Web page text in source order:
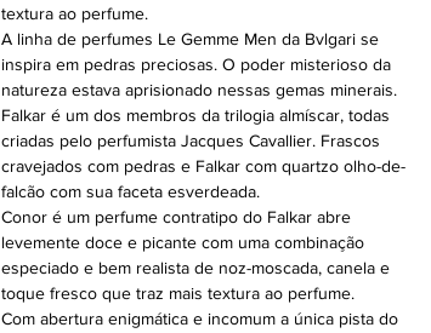
textura ao perfume.
A linha de perfumes Le Gemme Men da Bvlgari se
inspira em pedras preciosas. O poder misterioso da
natureza estava aprisionado nessas gemas minerais.
Falkar é um dos membros da trilogia almíscar, todas
criadas pelo perfumista Jacques Cavallier. Frascos
cravejados com pedras e Falkar com quartzo olho-de-
falcão com sua faceta esverdeada.
Conor é um perfume contratipo do Falkar abre
levemente doce e picante com uma combinação
especiado e bem realista de noz-moscada, canela e
toque fresco que traz mais textura ao perfume.
Com abertura enigmática e incomum a única pista do